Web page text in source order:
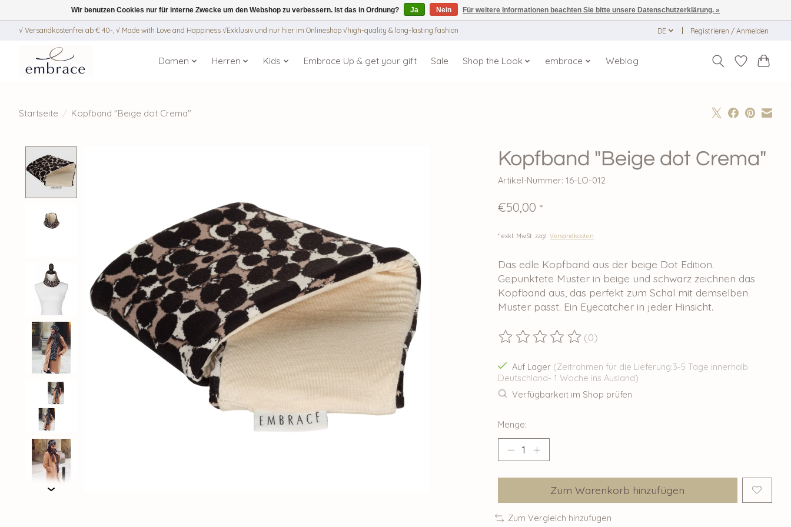
√ Versandkostenfrei ab € 40-, √ Made with Love and Happiness √Exklusiv und nur hier im Onlineshop √high-quality & long-lasting fashion DE Registrieren / Anmelden
Damen Herren Kids Embrace Up & get your gift Sale Shop the Look embrace Weblog
Startseite / Kopfband "Beige dot Crema"
Kopfband "Beige dot Crema"
Artikel-Nummer: 16-LO-012
€50,00 *
* exkl. MwSt. zzgl. Versandkosten
Das edle Kopfband aus der beige Dot Edition.
Gepunktete Muster in beige und schwarz zeichnen das
Kopfband aus, das perfekt zum Schal mit demselben
Muster passt. Ein Eyecatcher in jeder Hinsicht.
Die Bewertung dieses Produkts ist
(0)
Auf Lager (Zeitrahmen für die Lieferung:3-5 Tage innerhalb
Deutschland- 1 Woche ins Ausland)
Verfügbarkeit im Shop prüfen
Menge:
Zum Warenkorb hinzufügen
Zum Vergleich hinzufügen
Wir benutzen Cookies nur für interne Zwecke um den Webshop zu verbessern. Ist das in Ordnung? Ja Nein Für weitere Informationen beachten Sie bitte unsere Datenschutzerklärung. »